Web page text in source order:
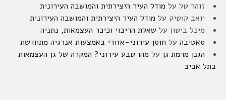
זוהר טל על מודל העיר היצירתית והמושבה העירונית
יואב קוטיק על מודל העיר היצירתית והמושבה העירונית
מיכל ביטון על שאלת הריבוי וכיכר העצמאות, נתניה
סאטיבה על חוסן עירוני-אזורי באמצעות אנרגיה מתחדשת
הגנן מרמת גן על מהו טבע עירוני? המקרה של גן העצמאות
בתל אביב